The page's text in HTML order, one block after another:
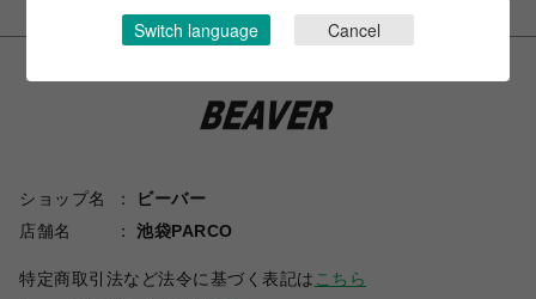
ショップ名
ビーバー
店舗名
池袋PARCO
特定商取引法など法令に基づく表記は こちら
Switch language Cancel